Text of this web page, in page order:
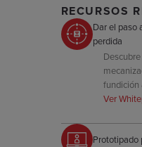
RECURSOS
Dar el paso
perdida
fundición
reducir
Ver
Prototipado